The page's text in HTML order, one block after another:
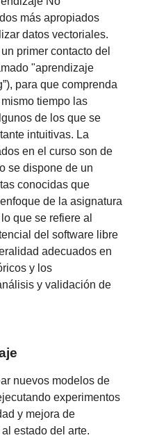
más apropiados
datos vectoriales.
primer contacto del
"aprendizaje
para que comprenda
tiempo las
de los que se
intuitivas. La
en el curso son de
se dispone de un
conocidas que
de la asignatura
que se refiere al
del software libre
adecuados en
y los
y validación de
nuevos modelos de
experimentos
y mejora de
estado del arte.